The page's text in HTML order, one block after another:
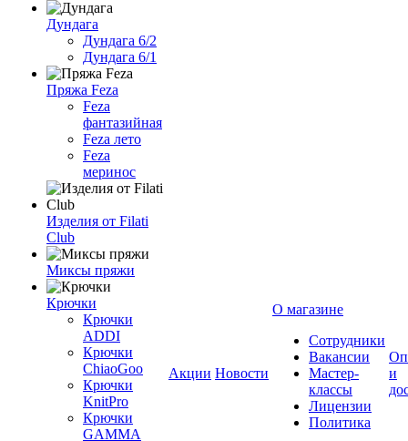
Дундага
Дундага 6/2
Дундага 6/1
Пряжа Feza
Feza
фантазийная
Feza лето
Feza
меринос
Изделия от Filati
Club
Миксы пряжи
Крючки
Крючки
ADDI
Крючки
ChiaoGoo
Крючки
KnitPro
Крючки
GAMMA
Акции Новости
О магазине
Сотрудники
Вакансии
Мастер-
классы
Лицензии
Политика
и